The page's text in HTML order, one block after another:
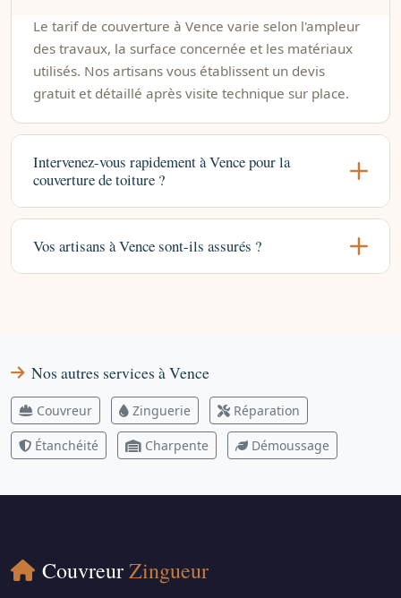
Le tarif de couverture à Vence varie selon l'ampleur
des travaux, la surface concernée et les matériaux
utilisés. Nos artisans vous établissent un devis
gratuit et détaillé après visite technique sur place.
Intervenez-vous rapidement à Vence pour la
couverture de toiture ?
Vos artisans à Vence sont-ils assurés ?
Nos autres services à Vence
Couvreur Zinguerie Réparation
Étanchéité Charpente Démoussage
CouvreurZingueur